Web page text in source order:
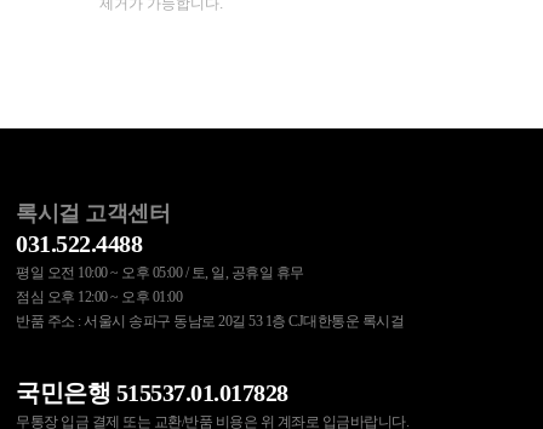
록시걸 고객센터
031.522.4488
평일 오전 10:00 ~ 오후 05:00 / 토, 일, 공휴일 휴무
점심 오후 12:00 ~ 오후 01:00
반품 주소 : 서울시 송파구 동남로 20길 53 1층 CJ대한통운 록시걸
국민은행 515537.01.017828
무통장 입금 결제 또는 교환/반품 비용은 위 계좌로 입금바랍니다.